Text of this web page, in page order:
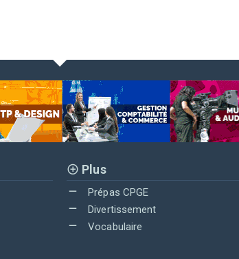
Plus
Prépas CPGE
Divertissement
Vocabulaire